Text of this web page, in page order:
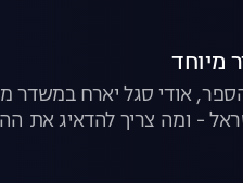
מיוחד
אודי סגל יארח במשדר
- ומה צריך להדאיג את